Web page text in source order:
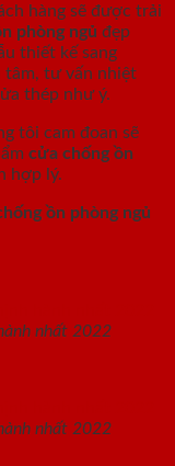
hàng sẽ được trải
phòng ngủ đẹp
thiết kế sang
tư vấn nhiệt
thép như ý.
tôi cam đoan sẽ
cửa chống ồn
hợp lý.
ồn phòng ngủ
nhất 2022
nhất 2022